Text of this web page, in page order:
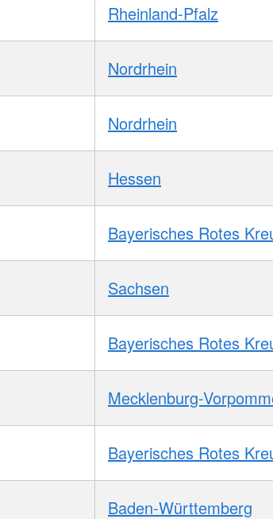
Rheinland-Pfalz
Nordrhein
Nordrhein
Hessen
Bayerisches Rotes
Sachsen
Bayerisches Rotes
Mecklenburg-
Bayerisches Rotes
Baden-Württemberg